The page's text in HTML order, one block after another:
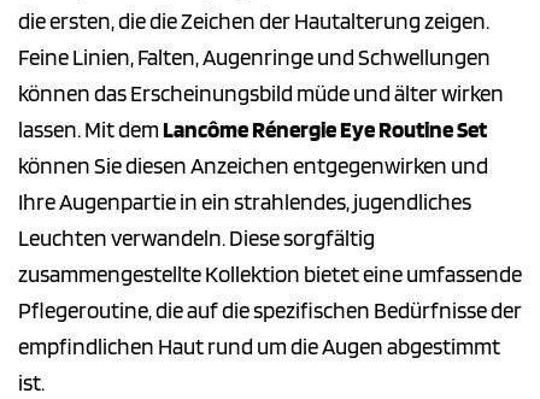
die ersten, die die Zeichen der Hautalterung zeigen.
Feine Linien, Falten, Augenringe und Schwellungen
können das Erscheinungsbild müde und älter wirken
lassen. Mit demLancôme Rénergie Eye Routine Set
können Sie diesen Anzeichen entgegenwirken und
Ihre Augenpartie in ein strahlendes, jugendliches
Leuchten verwandeln. Diese sorgfältig
zusammengestellte Kollektion bietet eine umfassende
Pflegeroutine, die auf die spezifischen Bedürfnisse der
empfindlichen Haut rund um die Augen abgestimmt
ist.